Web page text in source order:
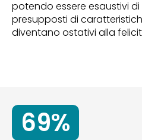
potendo essere esaustivi
presupposti di
diventano ostativi alla
69%